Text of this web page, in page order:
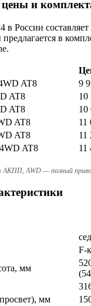
цены и
в России составляет
в
AT8
9
AT8
10
AT8
10
AT8
11
AT8
11
AT8
11
АКПП, AWD — полный
F-
мм
мм